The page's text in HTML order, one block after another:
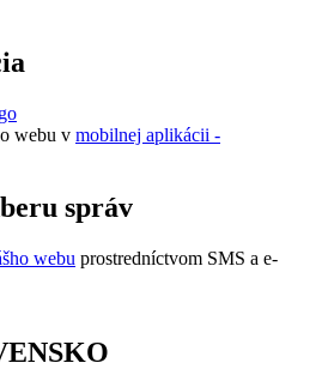
webu v mobilnej aplikácii -
správ
webu prostredníctvom SMS a e-